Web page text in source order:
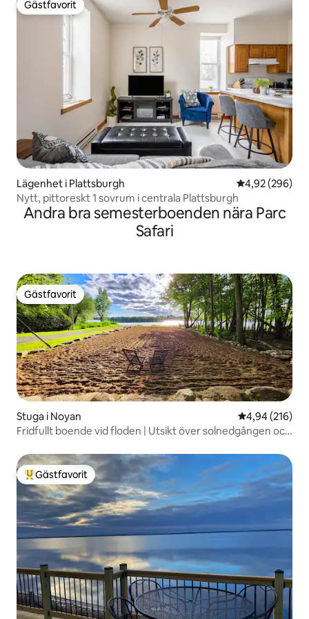
Gästfavorit
Gästfavorit
Lägenhet i Plattsburgh 4,92 av 5 i
4,92 (296)
Nytt, pittoreskt 1 sovrum i centrala Plattsburgh
Andra bra semesterboenden nära Parc
Safari
Gästfavorit
Gästfavorit
Stuga i Noyan 4,94 av 5 i
4,94 (216)
Fridfullt boende vid floden | Utsikt över solnedgången och
Populär gästfavorit
Gästfavorit